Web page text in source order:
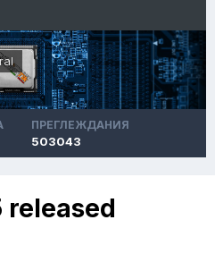
ПРЕГЛЕЖДАНИЯ
503043
released